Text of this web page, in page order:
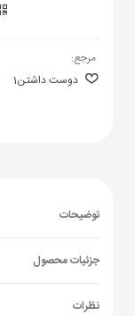
مرجع:
دوست داشتن1
توضیحات
جزئیات محصول
نظرات